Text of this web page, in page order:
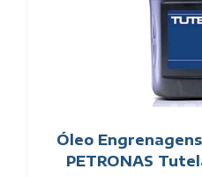
Óleo
PETRONAS